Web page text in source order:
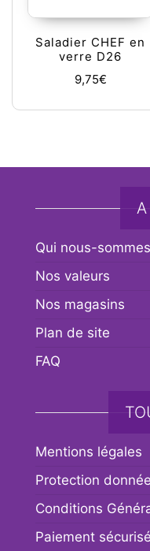
Saladier CHEF en
verre D26
9,75€
A
Qui nous-sommes
Nos valeurs
Nos magasins
Plan de site
FAQ
Mentions légales
Protection
Conditions
Paiement sécurisé